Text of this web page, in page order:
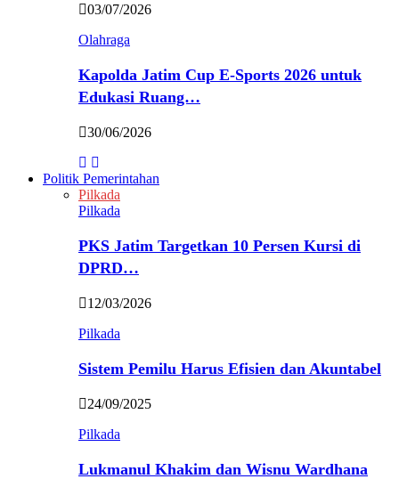
03/07/2026
Olahraga
Kapolda Jatim Cup E-Sports 2026 untuk
Edukasi Ruang…
30/06/2026
Politik Pemerintahan
Pilkada
Pilkada
PKS Jatim Targetkan 10 Persen Kursi di
DPRD…
12/03/2026
Pilkada
Sistem Pemilu Harus Efisien dan Akuntabel
24/09/2025
Pilkada
Lukmanul Khakim dan Wisnu Wardhana